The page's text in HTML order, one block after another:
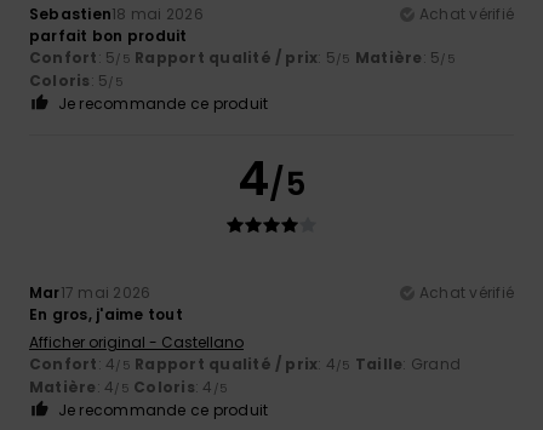
Sebastien18 mai 2026
Achat vérifié
parfait bon produit
Confort: 5/5 Rapport qualité / prix: 5/5 Matière: 5/5
Coloris: 5/5
Je recommande ce produit
4/5
Mar17 mai 2026
Achat vérifié
En gros, j'aime tout
Afficher original - Castellano
Confort: 4/5 Rapport qualité / prix: 4/5 Taille: Grand
Matière: 4/5 Coloris: 4 /5
Je recommande ce produit